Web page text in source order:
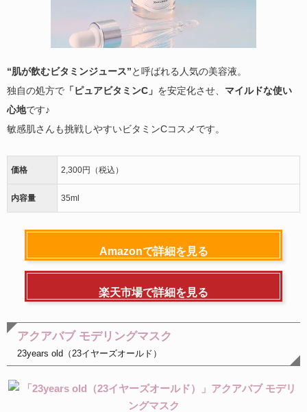
“肌が飲むビタミンジュース”と呼ばれる人気の美容液。
独自の処方で 「ピュアビタミンC」 を安定化させ、 マイルドな使い
心地です♪
敏感肌さんも挑戦しやすいビタミンCコスメです。
価格 2,300円（税込）
内容量 35ml
Amazonで詳細を見る
楽天市場で詳細を見る
アクアバブ モデリングマスク
23years old（23イヤーズオールド）